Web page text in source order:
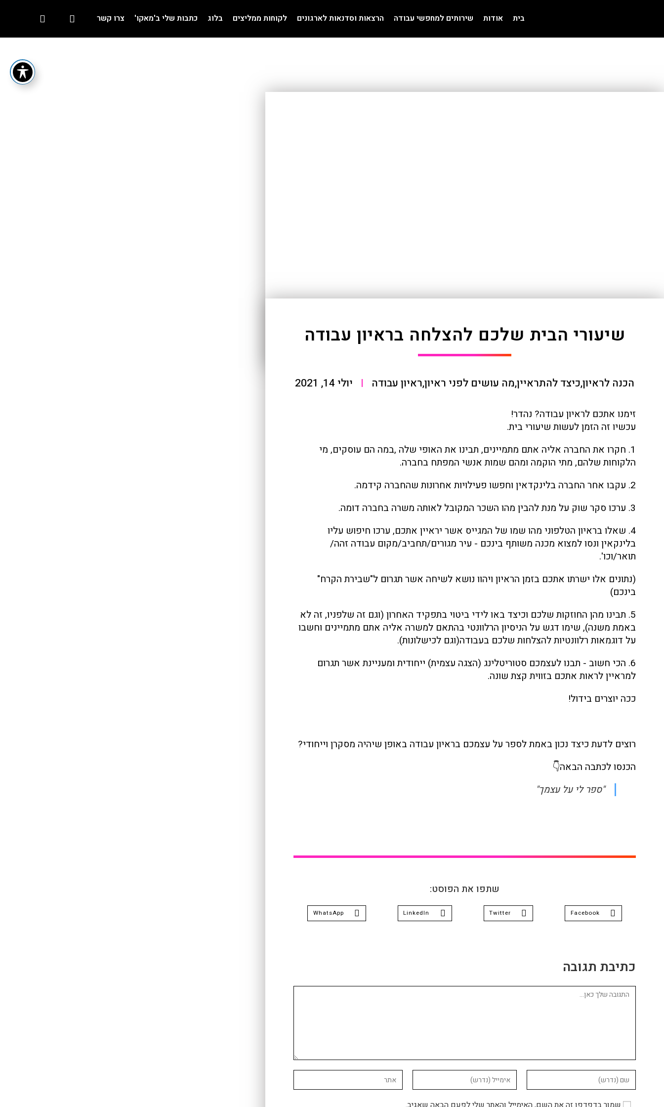
בית אודות שירותים למחפשי עבודה הרצאות וסדנאות לארגונים לקוחות ממליצים בלוג כתבות שלי ב'מאקו' צרו קשר
שיעורי הבית שלכם להצלחה בראיון עבודה
הכנה לראיון,כיצד להתראיין,מה עושים לפני ראיון,ראיון עבודה | יולי 14, 2021
זימנו אתכם לראיון עבודה? נהדר!
עכשיו זה הזמן לעשות שיעורי בית.
1. חקרו את החברה אליה אתם מתמיינים, תבינו את האופי שלה ,במה הם עוסקים, מי
הלקוחות שלהם, מתי הוקמה ומהם שמות אנשי המפתח בחברה.
2. עקבו אחר החברה בלינקדאין וחפשו פעילויות אחרונות שהחברה קידמה.
3. ערכו סקר שוק על מנת להבין מהו השכר המקובל לאותה משרה בחברה דומה.
4. שאלו בראיון הטלפוני מהו שמו של המגייס אשר יראיין אתכם, ערכו חיפוש עליו
בלינקאין ונסו למצוא מכנה משותף בינכם - עיר מגורים/תחביב/מקום עבודה זהה/
תואר/וכו'.
(נתונים אלו ישרתו אתכם בזמן הראיון ויהוו נושא לשיחה אשר תגרום ל"שבירת הקרח"
בינכם)
5. תבינו מהן החוזקות שלכם וכיצד באו לידי ביטוי בתפקיד האחרון (וגם זה שלפניו, זה לא
באמת משנה), שימו דגש על הניסיון הרלוונטי בהתאם למשרה אליה אתם מתמיינים וחשבו
על דוגמאות רלוונטיות להצלחות שלכם בעבודה(וגם לכישלונות).
6. הכי חשוב - תבנו לעצמכם סטוריטלינג (הצגה עצמית) ייחודית ומעניינת אשר תגרום
למראיין לראות אתכם בזווית קצת שונה.
ככה יוצרים בידול!
רוצים לדעת כיצד נכון באמת לספר על עצמכם בראיון עבודה באופן שיהיה מסקרן וייחודי?
הכנסו לכתבה הבאה👇
"ספר לי על עצמך"
שתפו את הפוסט:
Facebook
Twitter
LinkedIn
WhatsApp
כתיבת תגובה